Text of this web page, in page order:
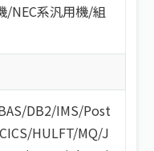
/NEC系汎用機/組
/DB2/IMS/Post
/HULFT/MQ/J